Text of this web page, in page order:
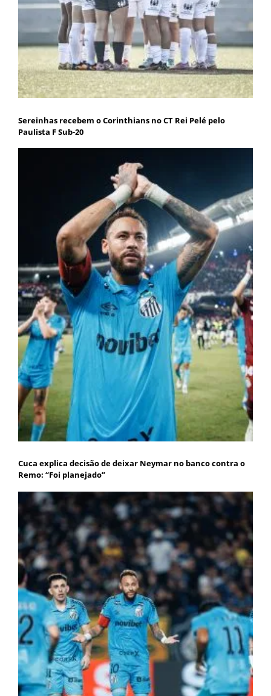
Sereinhas recebem o Corinthians no CT Rei Pelé pelo
Paulista F Sub-20
Cuca explica decisão de deixar Neymar no banco contra o
Remo: “Foi planejado”